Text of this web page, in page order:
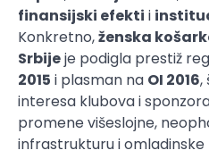
finansijski efekti i
Konkretno,ženska
Srbijeje podigla prestiž
2015 i plasman na OI 2016,
interesa klubova i
promene višeslojne,
infrastrukturu i